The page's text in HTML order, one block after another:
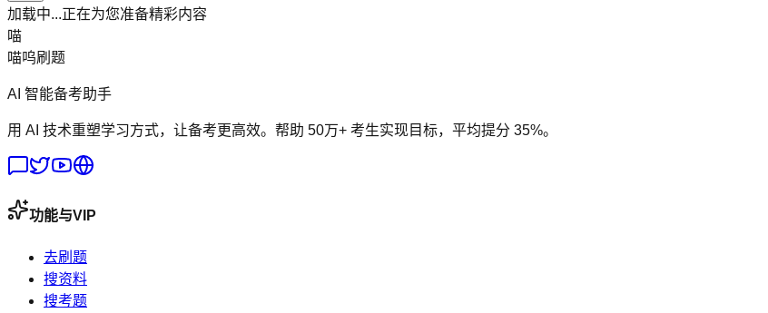
加载中...正在为您准备精彩内容
喵
喵呜刷题
AI 智能备考助手
用 AI 技术重塑学习方式，让备考更高效。帮助 50万+ 考生实现目标，平均提分 35%。
功能与VIP
去刷题
搜资料
搜考题